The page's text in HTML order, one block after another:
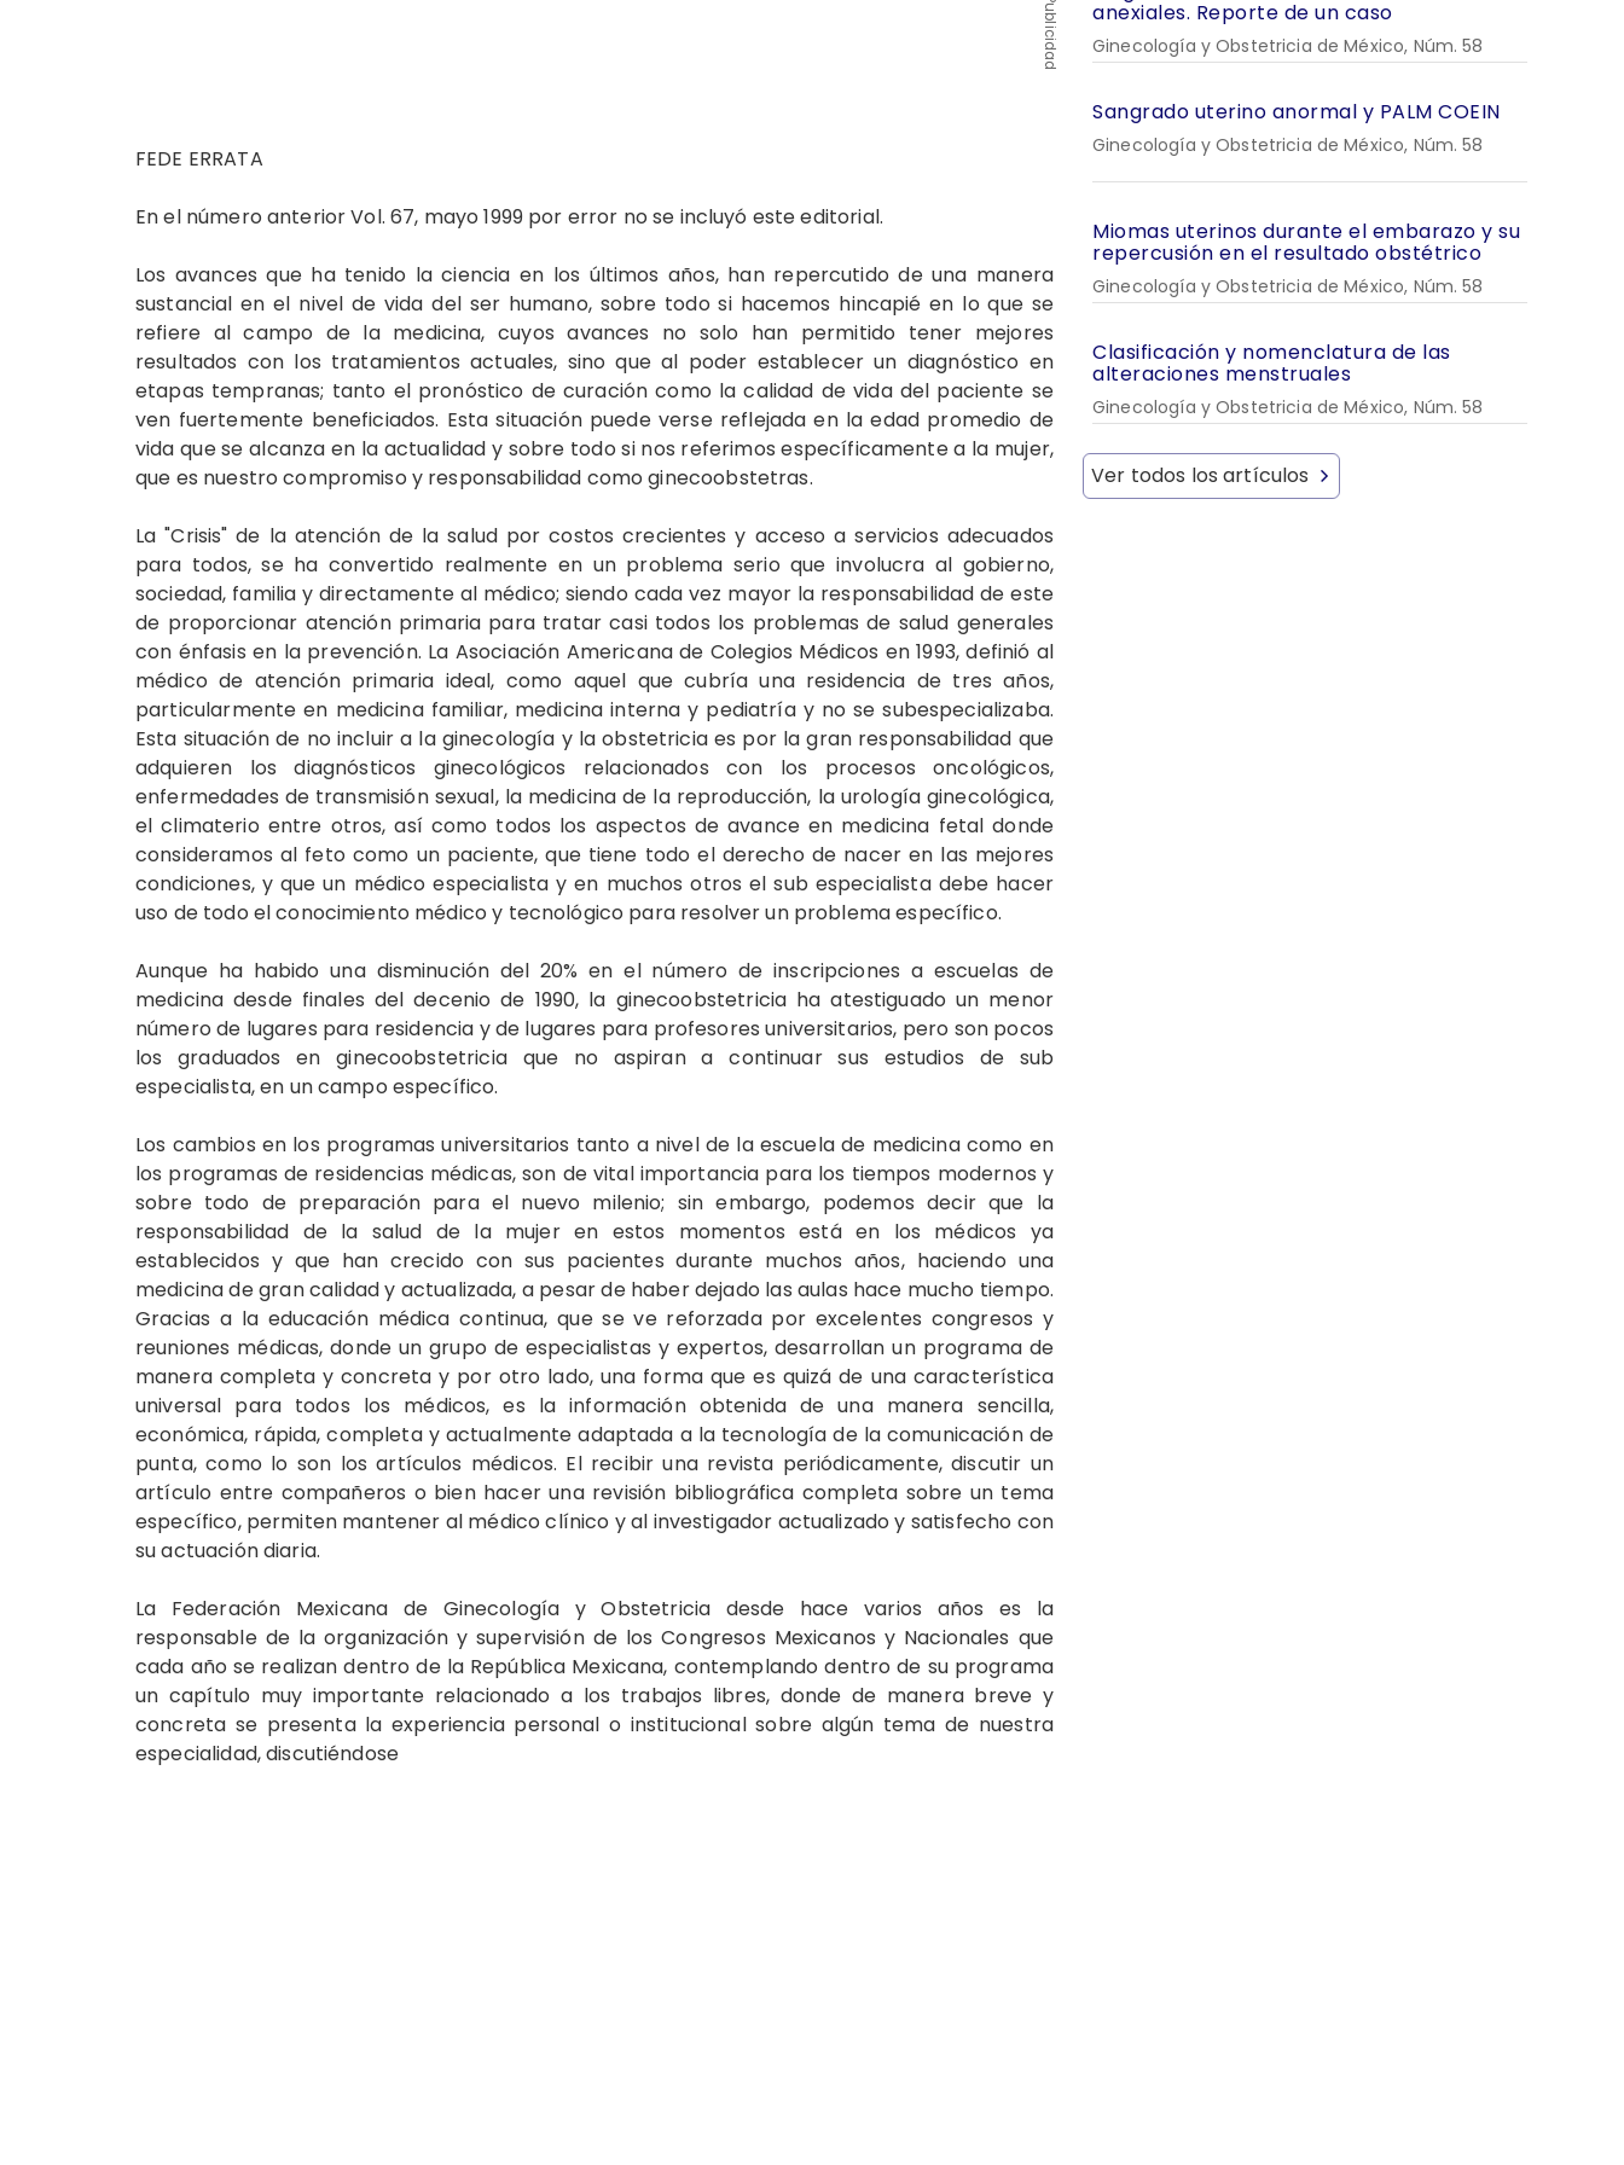
Publicidad
FEDE ERRATA
En el número anterior Vol. 67, mayo 1999 por error no se incluyó este editorial.
Los avances que ha tenido la ciencia en los últimos años, han repercutido de una manera
sustancial en el nivel de vida del ser humano, sobre todo si hacemos hincapié en lo que se
refiere al campo de la medicina, cuyos avances no solo han permitido tener mejores
resultados con los tratamientos actuales, sino que al poder establecer un diagnóstico en
etapas tempranas; tanto el pronóstico de curación como la calidad de vida del paciente se
ven fuertemente beneficiados. Esta situación puede verse reflejada en la edad promedio de
vida que se alcanza en la actualidad y sobre todo si nos referimos específicamente a la mujer,
que es nuestro compromiso y responsabilidad como ginecoobstetras.
La "Crisis" de la atención de la salud por costos crecientes y acceso a servicios adecuados
para todos, se ha convertido realmente en un problema serio que involucra al gobierno,
sociedad, familia y directamente al médico; siendo cada vez mayor la responsabilidad de este
de proporcionar atención primaria para tratar casi todos los problemas de salud generales
con énfasis en la prevención. La Asociación Americana de Colegios Médicos en 1993, definió al
médico de atención primaria ideal, como aquel que cubría una residencia de tres años,
particularmente en medicina familiar, medicina interna y pediatría y no se subespecializaba.
Esta situación de no incluir a la ginecología y la obstetricia es por la gran responsabilidad que
adquieren los diagnósticos ginecológicos relacionados con los procesos oncológicos,
enfermedades de transmisión sexual, la medicina de la reproducción, la urología ginecológica,
el climaterio entre otros, así como todos los aspectos de avance en medicina fetal donde
consideramos al feto como un paciente, que tiene todo el derecho de nacer en las mejores
condiciones, y que un médico especialista y en muchos otros el sub especialista debe hacer
uso de todo el conocimiento médico y tecnológico para resolver un problema específico.
Aunque ha habido una disminución del 20% en el número de inscripciones a escuelas de
medicina desde finales del decenio de 1990, la ginecoobstetricia ha atestiguado un menor
número de lugares para residencia y de lugares para profesores universitarios, pero son pocos
los graduados en ginecoobstetricia que no aspiran a continuar sus estudios de sub
especialista, en un campo específico.
Los cambios en los programas universitarios tanto a nivel de la escuela de medicina como en
los programas de residencias médicas, son de vital importancia para los tiempos modernos y
sobre todo de preparación para el nuevo milenio; sin embargo, podemos decir que la
responsabilidad de la salud de la mujer en estos momentos está en los médicos ya
establecidos y que han crecido con sus pacientes durante muchos años, haciendo una
medicina de gran calidad y actualizada, a pesar de haber dejado las aulas hace mucho tiempo.
Gracias a la educación médica continua, que se ve reforzada por excelentes congresos y
reuniones médicas, donde un grupo de especialistas y expertos, desarrollan un programa de
manera completa y concreta y por otro lado, una forma que es quizá de una característica
universal para todos los médicos, es la información obtenida de una manera sencilla,
económica, rápida, completa y actualmente adaptada a la tecnología de la comunicación de
punta, como lo son los artículos médicos. El recibir una revista periódicamente, discutir un
artículo entre compañeros o bien hacer una revisión bibliográfica completa sobre un tema
específico, permiten mantener al médico clínico y al investigador actualizado y satisfecho con
su actuación diaria.
La Federación Mexicana de Ginecología y Obstetricia desde hace varios años es la
responsable de la organización y supervisión de los Congresos Mexicanos y Nacionales que
cada año se realizan dentro de la República Mexicana, contemplando dentro de su programa
un capítulo muy importante relacionado a los trabajos libres, donde de manera breve y
concreta se presenta la experiencia personal o institucional sobre algún tema de nuestra
especialidad, discutiéndose
anexiales. Reporte de un caso
Ginecología y Obstetricia de México, Núm. 58
Sangrado uterino anormal y PALM COEIN
Ginecología y Obstetricia de México, Núm. 58
Miomas uterinos durante el embarazo y su
repercusión en el resultado obstétrico
Ginecología y Obstetricia de México, Núm. 58
Clasificación y nomenclatura de las
alteraciones menstruales
Ginecología y Obstetricia de México, Núm. 58
Ver todos los artículos